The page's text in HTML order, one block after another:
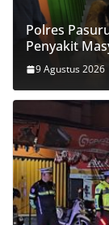
Polres
Penyakit
9 Agustus 2026